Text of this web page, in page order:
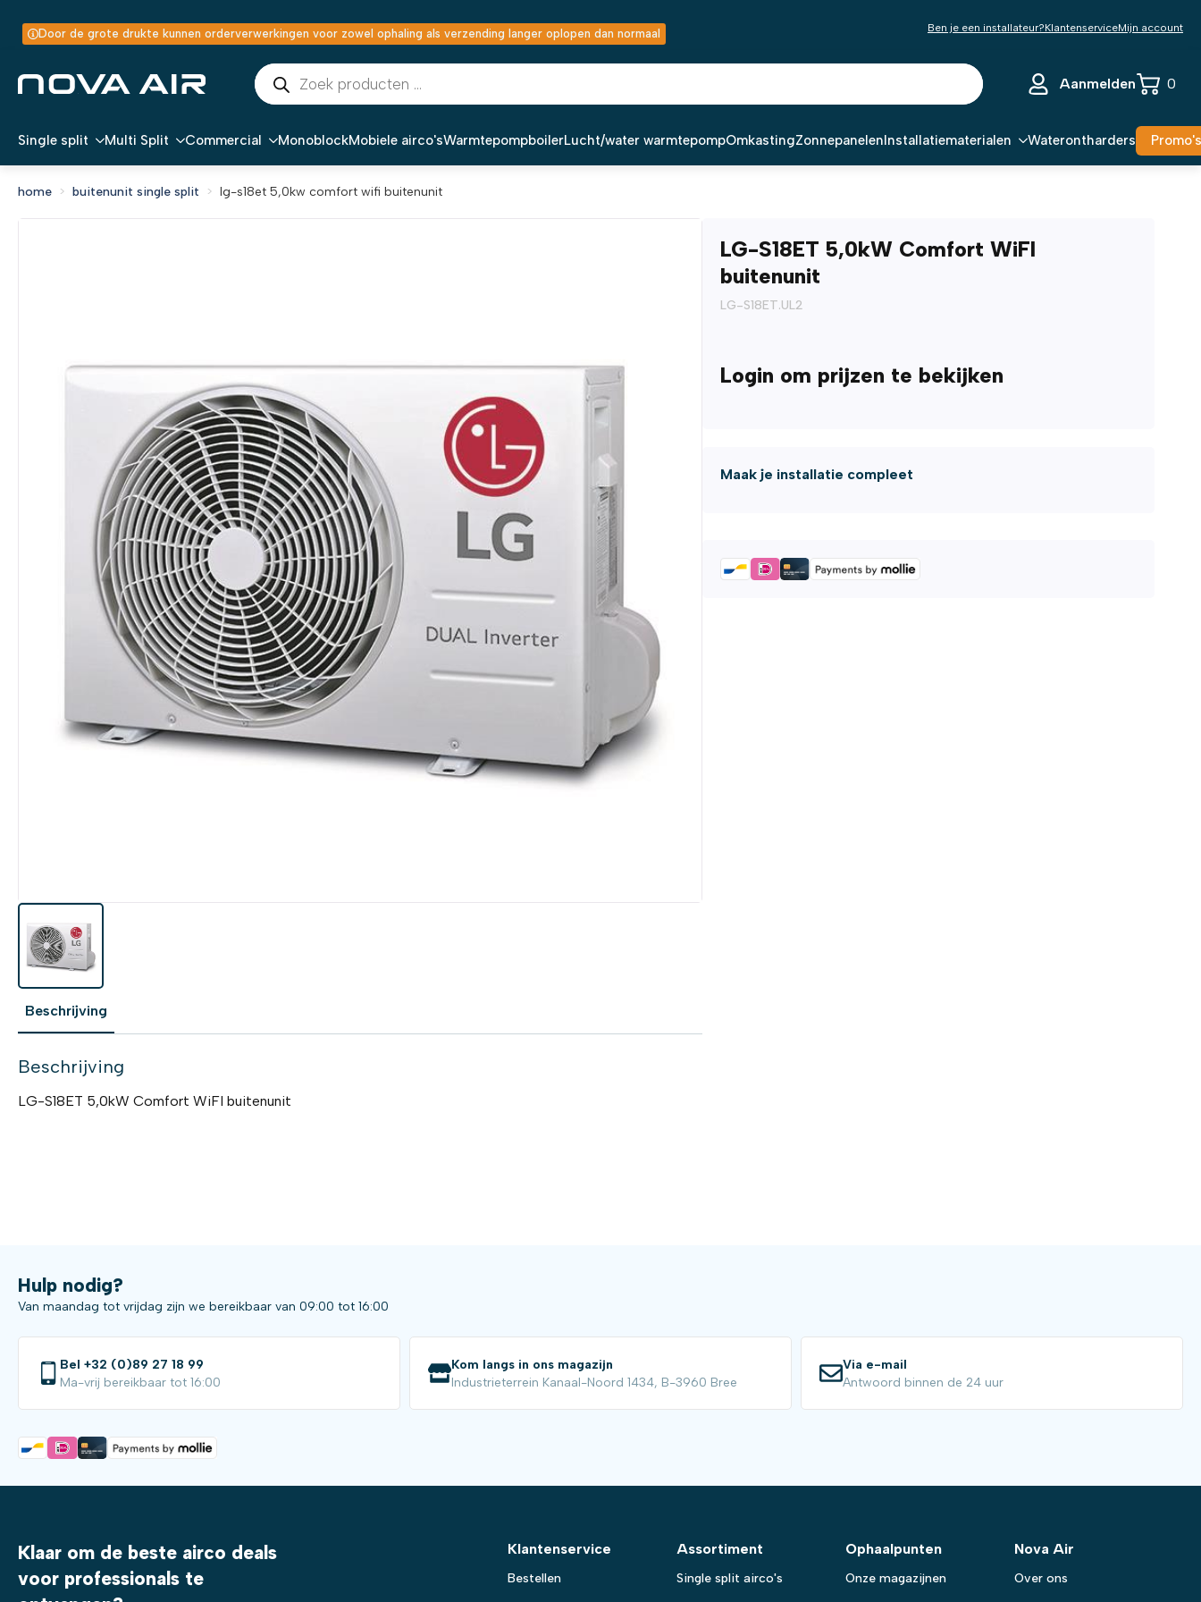
Door de grote drukte kunnen orderverwerkingen voor zowel ophaling als verzending langer oplopen dan normaal Ben je een installateur?KlantenserviceMijn account
Producten
zoeken
Aanmelden 0
Single split Multi Split Commercial MonoblockMobiele airco'sWarmtepompboilerLucht/water warmtepompOmkastingZonnepanelenInstallatiematerialen Waterontharders Promo's
home buitenunit single split lg-s18et 5,0kw comfort wifi buitenunit
Beschrijving
Beschrijving
LG-S18ET 5,0kW Comfort WiFI buitenunit
LG-S18ET 5,0kW Comfort WiFI
buitenunit
LG-S18ET.UL2
Login om prijzen te bekijken
Maak je installatie compleet
Hulp nodig?
Van maandag tot vrijdag zijn we bereikbaar van 09:00 tot 16:00
Bel +32 (0)89 27 18 99
Ma-vrij bereikbaar tot 16:00
Kom langs in ons magazijn
Industrieterrein Kanaal-Noord 1434, B-3960 Bree
Via e-mail
Antwoord binnen de 24 uur
Klaar om de beste airco deals
voor professionals te
Klantenservice
Bestellen
Assortiment
Single split airco's
Ophaalpunten
Onze magazijnen
Nova Air
Over ons